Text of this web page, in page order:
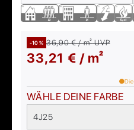
-10 % 36,90 € / m²UVP
33,21 € / m²
WÄHLE DEINE FARBE
4J25